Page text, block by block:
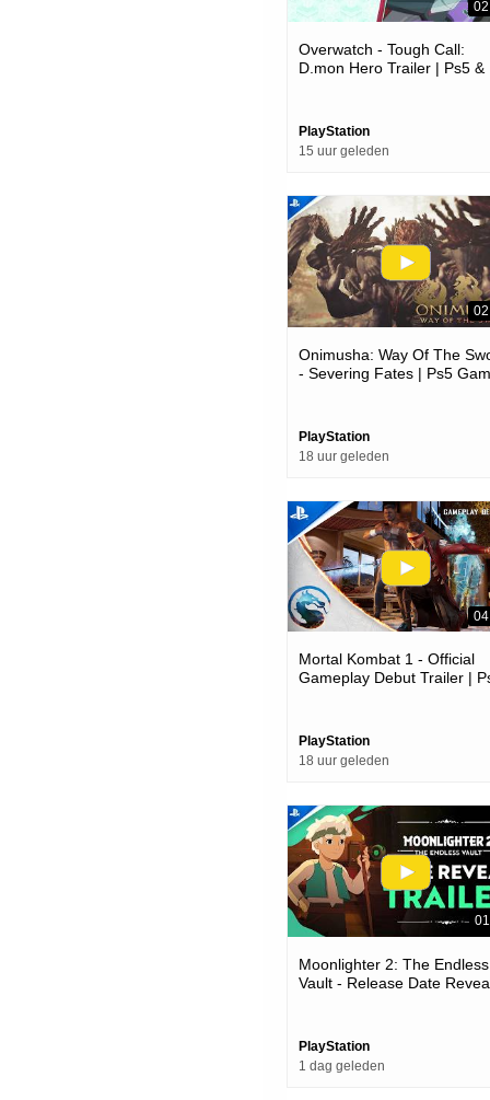
Overwatch - Tough Call:
D.mon Hero Trailer | Ps5 &
PlayStation
15 uur geleden
Onimusha: Way Of The
- Severing Fates | Ps5
PlayStation
18 uur geleden
Mortal Kombat 1 - Official
Gameplay Debut Trailer |
PlayStation
18 uur geleden
Moonlighter 2: The Endless
Vault - Release Date
PlayStation
1 dag geleden